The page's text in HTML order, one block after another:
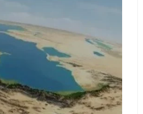
Sağlık
İl Sağlık Müdürü Nacar, Balcalı
Hastanesi Yönetimini Ağırladı: